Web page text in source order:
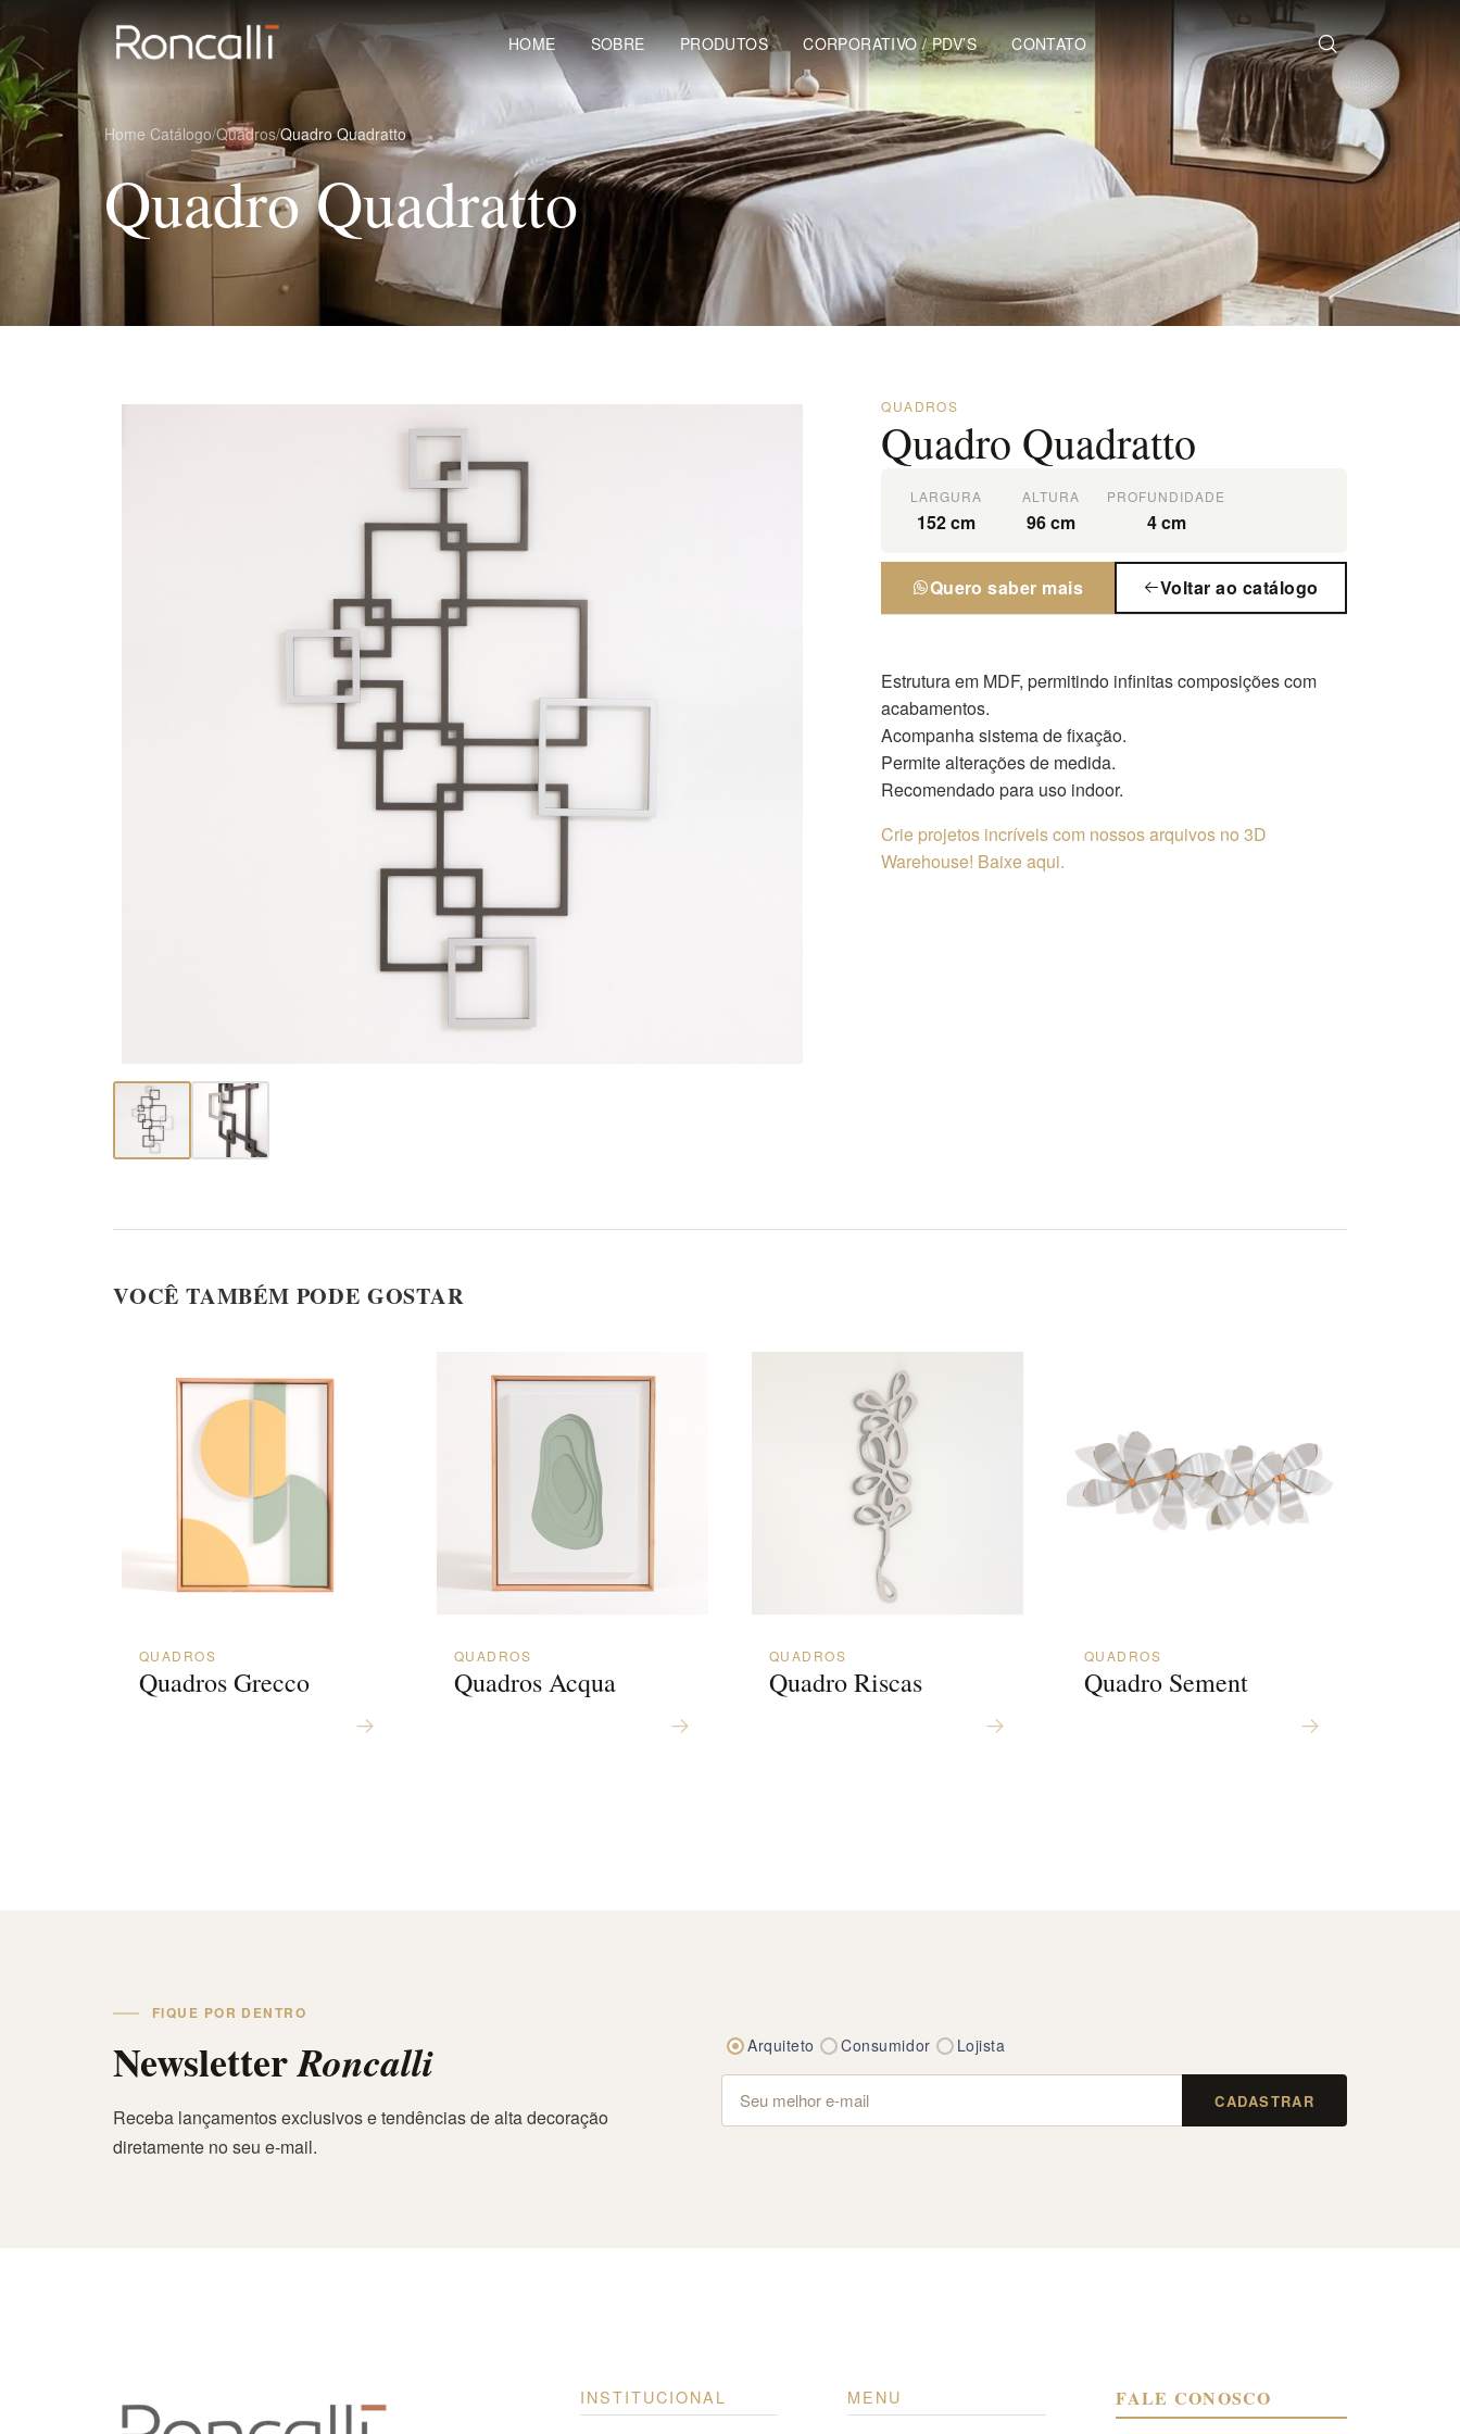
HOME SOBRE PRODUTOS CORPORATIVO / PDV’S CONTATO
Home/Catálogo/Quadros/Quadro Quadratto
Quadro Quadratto
QUADROS
Quadro Quadratto
LARGURA
152 cm
ALTURA
96 cm
PROFUNDIDADE
4 cm
Quero saber mais Voltar ao catálogo
Estrutura em MDF, permitindo infinitas composições com
acabamentos.
Acompanha sistema de fixação.
Permite alterações de medida.
Recomendado para uso indoor.
Crie projetos incríveis com nossos arquivos no 3D
Warehouse! Baixe aqui.
VOCÊ TAMBÉM PODE GOSTAR
QUADROS
Quadros Grecco
QUADROS
Quadros Acqua
QUADROS
Quadro Riscas
QUADROS
Quadro Sement
FIQUE POR DENTRO
NewsletterRoncalli
Receba lançamentos exclusivos e tendências de alta decoração
diretamente no seu e-mail.
Arquiteto Consumidor Lojista
CADASTRAR
INSTITUCIONAL MENU FALE CONOSCO